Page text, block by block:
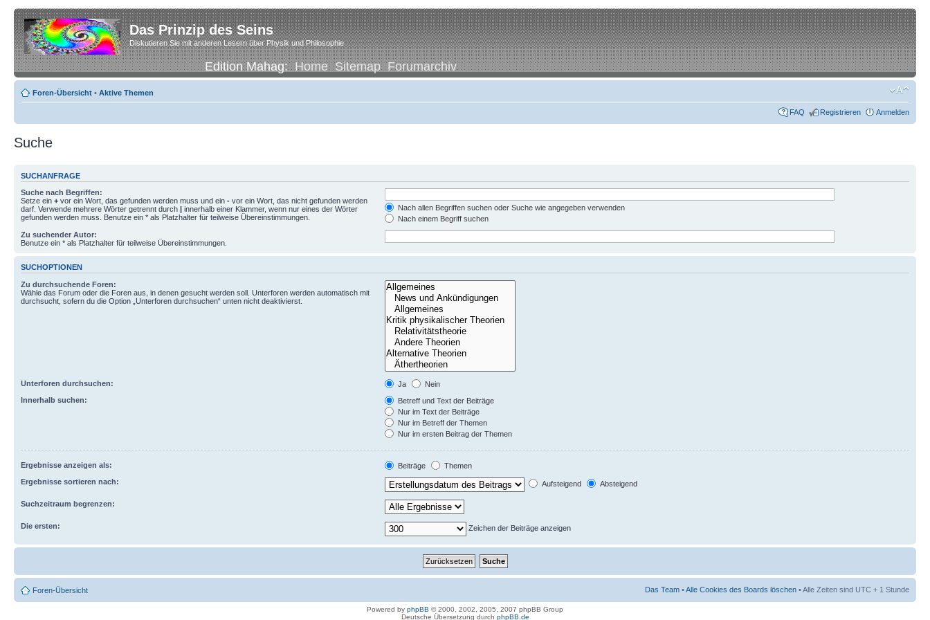
Das Prinzip des Seins
Diskutieren Sie mit anderen Lesern über Physik und Philosophie
Edition Mahag:Home Sitemap Forumarchiv
Foren-Übersicht • Aktive Themen
FAQ Registrieren Anmelden
Suche
SUCHANFRAGE
Suche nach Begriffen:
Setze ein + vor ein Wort, das gefunden werden muss und ein - vor ein Wort, das nicht gefunden werden
darf. Verwende mehrere Wörter getrennt durch | innerhalb einer Klammer, wenn nur eines der Wörter
gefunden werden muss. Benutze ein * als Platzhalter für teilweise Übereinstimmungen.
Nach allen Begriffen suchen oder Suche wie angegeben verwenden
Nach einem Begriff suchen
Zu suchender Autor:
Benutze ein * als Platzhalter für teilweise Übereinstimmungen.
SUCHOPTIONEN
Zu durchsuchende Foren:
Wähle das Forum oder die Foren aus, in denen gesucht werden soll. Unterforen werden automatisch mit
durchsucht, sofern du die Option „Unterforen durchsuchen“ unten nicht deaktivierst.
Unterforen durchsuchen: Ja
Nein
Innerhalb suchen:
Betreff und Text der Beiträge
Nur im Text der Beiträge
Nur im Betreff der Themen
Nur im ersten Beitrag der Themen
Ergebnisse anzeigen als: Beiträge
Themen
Ergebnisse sortieren nach:
Aufsteigend Absteigend
Suchzeitraum begrenzen:
Die ersten: Zeichen der Beiträge anzeigen
Foren-Übersicht Das Team •Alle Cookies des Boards löschen • Alle Zeiten sind UTC + 1 Stunde
Powered by phpBB © 2000, 2002, 2005, 2007 phpBB Group
Deutsche Übersetzung durch phpBB.de